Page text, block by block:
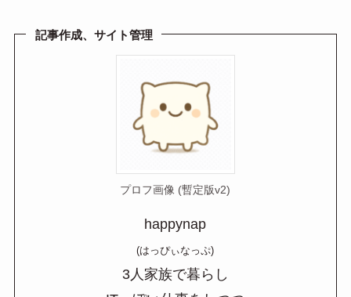
a
記事作成、サイト管理
プロフ画像 (暫定版v2)
happynap
(はっぴぃなっぷ)
3人家族で暮らし